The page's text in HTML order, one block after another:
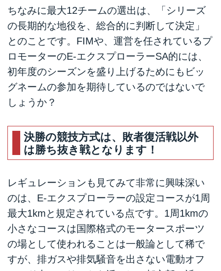
ちなみに最大12チームの選出は、「シリーズ
の長期的な地役を、総合的に判断して決定」
とのことです。FIMや、運営を任されているプ
ロモーターのE-エクスプローラーSA的には、
初年度のシーズンを盛り上げるためにもビッ
グネームの参加を期待しているのではないで
しょうか？
決勝の競技方式は、敗者復活戦以外
は勝ち抜き戦となります！
レギュレーションも見てみて非常に興味深い
のは、E-エクスプローラーの設定コースが1周
最大1kmと規定されている点です。1周1kmの
小さなコースは国際格式のモータースポーツ
の場として使われることは一般論として稀で
すが、排ガスや排気騒音を出さない電動オフ